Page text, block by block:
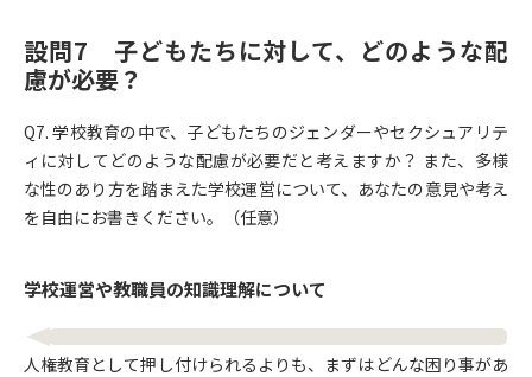
設問7 子どもたちに対して、どのような配
慮が必要？
Q7. 学校教育の中で、子どもたちのジェンダーやセクシュアリテ
ィに対してどのような配慮が必要だと考えますか？ また、多様
な性のあり方を踏まえた学校運営について、あなたの意見や考え
を自由にお書きください。（任意）
学校運営や教職員の知識理解について
人権教育として押し付けられるよりも、まずはどんな困り事があ